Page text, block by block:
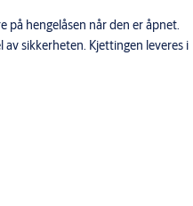
på hengelåsen når den er åpnet.
sikkerheten. Kjettingen leveres i